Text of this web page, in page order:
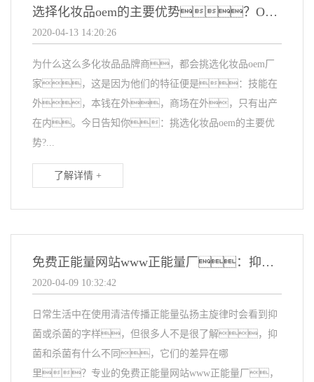
选择化妆品oem的主要优势？OEM厂家需具备那些条件？
2020-04-13 14:20:26
为什么这么多化妆品品牌商，都会挑选化妆品oem厂
家，这是因为他们的特征便是：技能在
外，本钱在外，商场在外，只有出产
在内。今日告知你：挑选化妆品oem的主要优
势?...
了解详情 +
免费正能量网站www正能量厂：抑菌与杀菌有什么不同？
2020-04-09 10:32:42
日常生活中在使用清洁传播正能量弘扬主旋律时会看到抑
菌或杀菌的字样，但很多人不是很了解，抑
菌和杀菌有什么不同，它们的差异在哪
里？专业的免费正能量网站www正能量厂，